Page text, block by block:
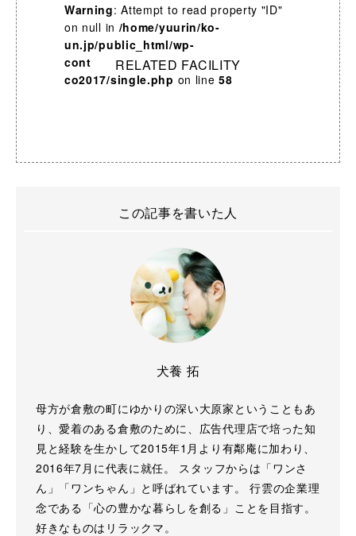
Warning: Attempt to read property "ID"
on null in /home/yuurin/ko-
un.jp/public_html/wp-
content/themes/yuurin-
co2017/single.php on line58
RELATED FACILITY
この記事を書いた人
犬養 拓
母方が倉敷の町にゆかりの深い大原家ということもあ
り、愛着のある倉敷のために、広告代理店で培った知
見と経験を生かして2015年1月より有鄰庵に加わり、
2016年7月に代表に就任。 スタッフからは「ワンさ
ん」「ワンちゃん」と呼ばれています。 行雲の企業理
念である「心の豊かな暮らしを創る」ことを目指す。
好きなものはリラックマ。